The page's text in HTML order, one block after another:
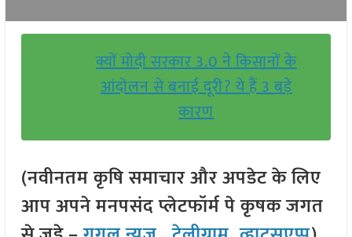
क्यों मोदी सरकार 3.0 ने किसानों के
आंदोलन से बनाई दूरी? ये हैं 3 बड़े
कारण
(नवीनतम कृषि समाचार और अपडेट के लिए
आप अपने मनपसंद प्लेटफॉर्म पे कृषक जगत